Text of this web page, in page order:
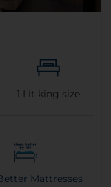
1 Lit king size
Mattresses